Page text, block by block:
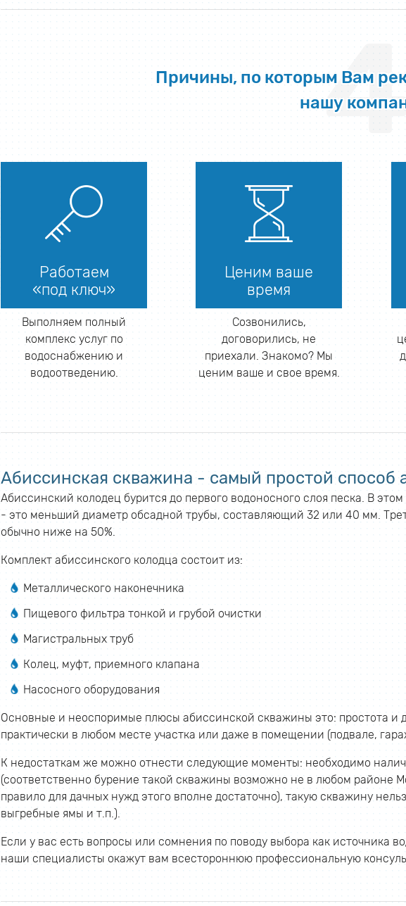
Причины, по которым Вам
нашу
Работаем
«под ключ»
Выполняем полный
комплекс услуг по
водоснабжению и
водоотведению.
Ценим ваше
время
Созвонились,
договорились, не
приехали. Знакомо? Мы
ценим ваше и свое время.
Абиссинская скважина - самый простой способ
Абиссинский колодец бурится до первого водоносного слоя песка. В
- это меньший диаметр обсадной трубы, составляющий 32 или 40 мм.
обычно ниже на 50%.
Комплект абиссинского колодца состоит из:
Металлического наконечника
Пищевого фильтра тонкой и грубой очистки
Магистральных труб
Колец, муфт, приемного клапана
Насосного оборудования
Основные и неоспоримые плюсы абиссинской скважины это: простота и
практически в любом месте участка или даже в помещении (подвале,
К недостаткам же можно отнести следующие моменты: необходимо
(соответственно бурение такой скважины возможно не в любом районе
правило для дачных нужд этого вполне достаточно), такую скважину
выгребные ямы и т.п.).
Если у вас есть вопросы или сомнения по поводу выбора как источника
наши специалисты окажут вам всестороннюю профессиональную